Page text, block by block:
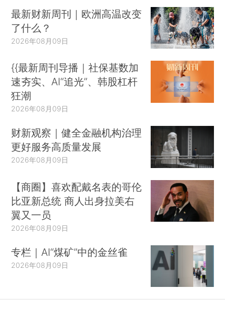
最新财新周刊｜欧洲高温改变
了什么？
2026年08月09日
{{最新周刊导播｜社保基数加
速夯实、AI“追光”、韩股杠杆
狂潮
2026年08月09日
财新观察｜健全金融机构治理
更好服务高质量发展
2026年08月09日
【商圈】喜欢配戴名表的哥伦
比亚新总统 商人出身拉美右
翼又一员
2026年08月09日
专栏｜AI“煤矿”中的金丝雀
2026年08月09日